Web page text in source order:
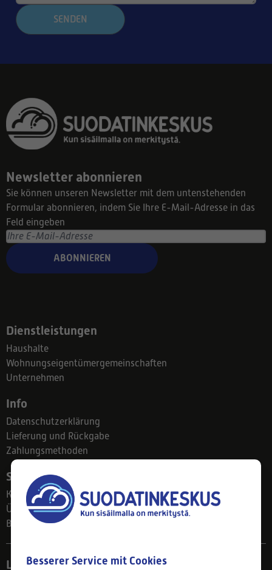
SENDEN
Newsletter abonnieren
Sie können unseren Newsletter mit dem untenstehenden
Formular abonnieren, indem Sie Ihre E-Mail-Adresse in das
Feld eingeben
ABONNIEREN
Dienstleistungen
Haushalte
Wohnungseigentümergemeinschaften
Unternehmen
Info
Datenschutzerklärung
Lieferung und Rückgabe
Zahlungsmethoden
Suodatinkeskus
Kontakt
Über uns
Blog
Ladengeschäft
Besserer Service mit Cookies